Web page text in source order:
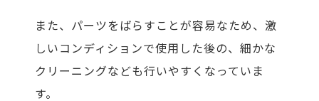
また、パーツをばらすことが容易なため、激
しいコンディションで使用した後の、細かな
クリーニングなども行いやすくなっていま
す。